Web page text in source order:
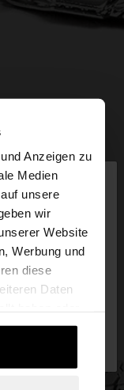
Anzeigen zu
Medien
unsere
wir
Website
Werbung und
diese
Daten
Dienste
zu.
States